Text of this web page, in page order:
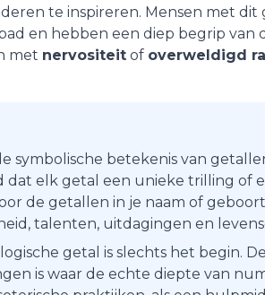
te inspireren. Mensen met dit
en hebben een diep begrip van
met nervositeit of overweldigd
symbolische betekenis van
elk getal een unieke trilling of
de getallen in je naam of
talenten, uitdagingen en
getal is slechts het begin.
is waar de echte diepte van